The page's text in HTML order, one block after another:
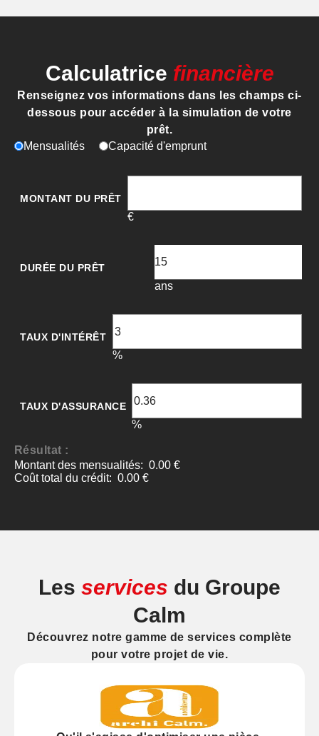
Calculatrice financière
Renseignez vos informations dans les champs ci-
dessous pour accéder à la simulation de votre
prêt.
Les services du Groupe
Calm
Découvrez notre gamme de services complète
pour votre projet de vie.